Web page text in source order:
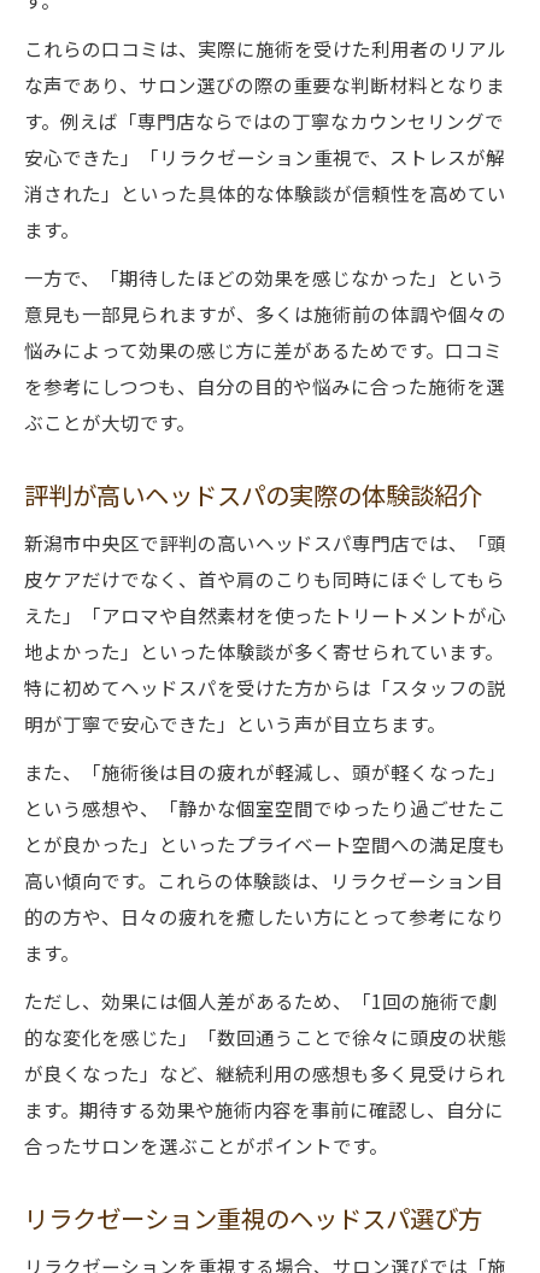
これらの口コミは、実際に施術を受けた利用者のリアル
な声であり、サロン選びの際の重要な判断材料となりま
す。例えば「専門店ならではの丁寧なカウンセリングで
安心できた」「リラクゼーション重視で、ストレスが解
消された」といった具体的な体験談が信頼性を高めてい
ます。
一方で、「期待したほどの効果を感じなかった」という
意見も一部見られますが、多くは施術前の体調や個々の
悩みによって効果の感じ方に差があるためです。口コミ
を参考にしつつも、自分の目的や悩みに合った施術を選
ぶことが大切です。
評判が高いヘッドスパの実際の体験談紹介
新潟市中央区で評判の高いヘッドスパ専門店では、「頭
皮ケアだけでなく、首や肩のこりも同時にほぐしてもら
えた」「アロマや自然素材を使ったトリートメントが心
地よかった」といった体験談が多く寄せられています。
特に初めてヘッドスパを受けた方からは「スタッフの説
明が丁寧で安心できた」という声が目立ちます。
また、「施術後は目の疲れが軽減し、頭が軽くなった」
という感想や、「静かな個室空間でゆったり過ごせたこ
とが良かった」といったプライベート空間への満足度も
高い傾向です。これらの体験談は、リラクゼーション目
的の方や、日々の疲れを癒したい方にとって参考になり
ます。
ただし、効果には個人差があるため、「1回の施術で劇
的な変化を感じた」「数回通うことで徐々に頭皮の状態
が良くなった」など、継続利用の感想も多く見受けられ
ます。期待する効果や施術内容を事前に確認し、自分に
合ったサロンを選ぶことがポイントです。
リラクゼーション重視のヘッドスパ選び方
リラクゼーションを重視する場合、サロン選びでは「施